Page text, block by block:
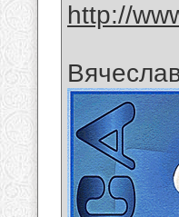
http://